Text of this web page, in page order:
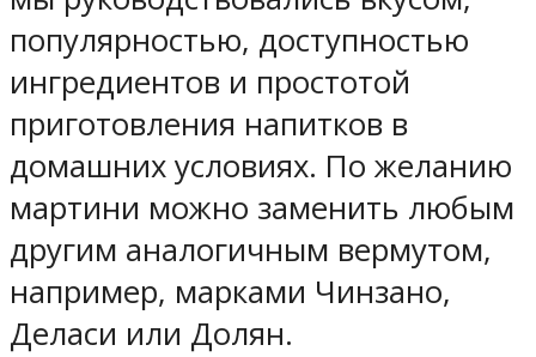
популярностью, доступностью
ингредиентов и простотой
приготовления напитков в
домашних условиях. По желанию
мартини можно заменить любым
другим аналогичным вермутом,
например, марками Чинзано,
Деласи или Долян.